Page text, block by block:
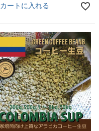
カートに入れる